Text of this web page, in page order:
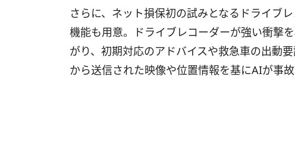
さらに、ネット損保初の試みとなるドライブ
機能も用意。ドライブレコーダーが強い衝撃
がり、初期対応のアドバイスや救急車の出動
から送信された映像や位置情報を基にAIが事